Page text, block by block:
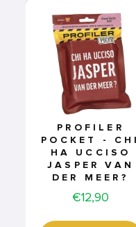
PROFILER
POCKET - CHI
HA UCCISO
JASPER VAN
DER MEER?
Price
€12,90